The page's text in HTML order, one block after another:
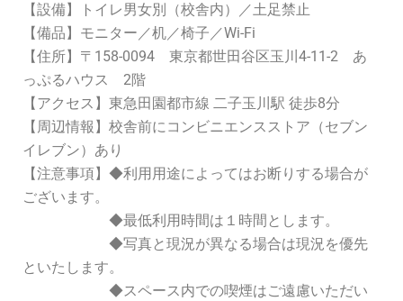
【設備】トイレ男女別（校舎内）／土足禁止
【備品】モニター／机／椅子／Wi-Fi
【住所】〒158-0094 東京都世田谷区玉川4-11-2 あ
っぷるハウス 2階
【アクセス】東急田園都市線 二子玉川駅 徒歩8分
【周辺情報】校舎前にコンビニエンスストア（セブン
イレブン）あり
【注意事項】◆利用用途によってはお断りする場合が
ございます。
◆最低利用時間は１時間とします。
◆写真と現況が異なる場合は現況を優先
といたします。
◆スペース内での喫煙はご遠慮いただい